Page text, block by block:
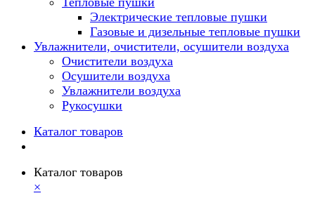
Электрические тепловые пушки
Газовые и дизельные тепловые пушки
Увлажнители, очистители, осушители воздуха
Очистители воздуха
Осушители воздуха
Увлажнители воздуха
Рукосушки
Каталог товаров
Каталог товаров
×